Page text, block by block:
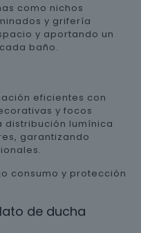
como nichos
y grifería
y aportando un
baño.
eficientes con
y focos
distribución lumínica
garantizando
consumo y protección
de ducha